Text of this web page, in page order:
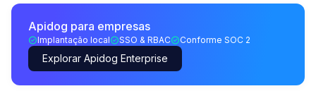
Apidog para empresas
Implantação local SSO & RBAC Conforme SOC 2
Explorar Apidog Enterprise